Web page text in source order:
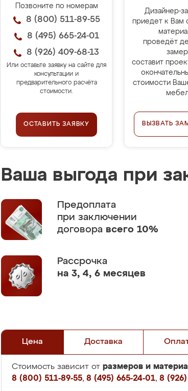
Позвоните по номерам
8 (800) 511-89-55
8 (495) 665-24-01
8 (926) 409-68-13
Или оставьте заявку на сайте для
консультации и
предварительного расчёта
стоимости.
ОСТАВИТЬ ЗАЯВКУ
Дизайнер-
приедет к Вам
проведёт
составит
стоимости
ВЫЗВАТЬ
Ваша выгода при
Предоплата
при заключении
договора всего 10%
Рассрочка
на 3, 4, 6 месяцев
Цена Доставка
Стоимость зависит от размеров и
8 (800) 511-89-55, 8 (495) 665-24-01, 8